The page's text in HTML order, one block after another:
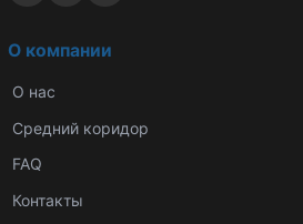
О компании
О нас
Средний коридор
FAQ
Контакты